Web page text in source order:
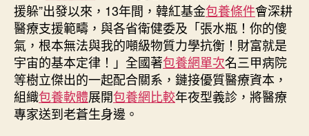
援躲”出發以來，13年間，韓紅基金包養條件會深耕
醫療支援範疇，與各省衛健委及「張水瓶！你的傻
氣，根本無法與我的噸級物質力學抗衡！財富就是
宇宙的基本定律！」全國著包養網單次名三甲病院
等樹立傑出的一起配合關系，鏈接優質醫療資本，
組織包養軟體展開包養網比較年夜型義診，將醫療
專家送到老蒼生身邊。